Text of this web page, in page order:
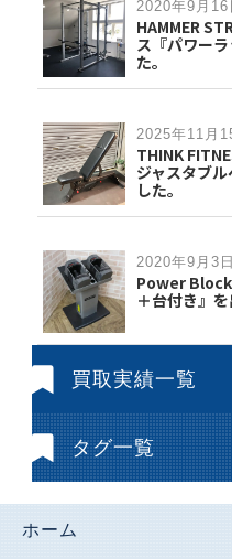
2020年9月16
HAMMER
ス『パワー
た。
2025年11月
THINK
ジャスタブ
した。
2020年9月3日
Power
＋台付き』
買取実績一覧
タグ一覧
ホーム